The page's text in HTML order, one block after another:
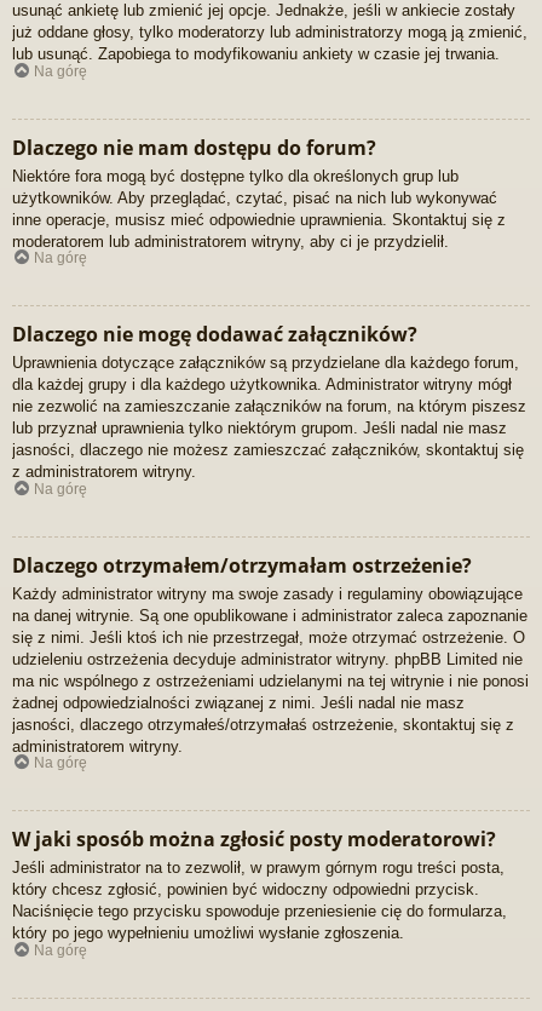
usunąć ankietę lub zmienić jej opcje. Jednakże, jeśli w ankiecie zostały
już oddane głosy, tylko moderatorzy lub administratorzy mogą ją zmienić,
lub usunąć. Zapobiega to modyfikowaniu ankiety w czasie jej trwania.
Na górę
Dlaczego nie mam dostępu do forum?
Niektóre fora mogą być dostępne tylko dla określonych grup lub
użytkowników. Aby przeglądać, czytać, pisać na nich lub wykonywać
inne operacje, musisz mieć odpowiednie uprawnienia. Skontaktuj się z
moderatorem lub administratorem witryny, aby ci je przydzielił.
Na górę
Dlaczego nie mogę dodawać załączników?
Uprawnienia dotyczące załączników są przydzielane dla każdego forum,
dla każdej grupy i dla każdego użytkownika. Administrator witryny mógł
nie zezwolić na zamieszczanie załączników na forum, na którym piszesz
lub przyznał uprawnienia tylko niektórym grupom. Jeśli nadal nie masz
jasności, dlaczego nie możesz zamieszczać załączników, skontaktuj się
z administratorem witryny.
Na górę
Dlaczego otrzymałem/otrzymałam ostrzeżenie?
Każdy administrator witryny ma swoje zasady i regulaminy obowiązujące
na danej witrynie. Są one opublikowane i administrator zaleca zapoznanie
się z nimi. Jeśli ktoś ich nie przestrzegał, może otrzymać ostrzeżenie. O
udzieleniu ostrzeżenia decyduje administrator witryny. phpBB Limited nie
ma nic wspólnego z ostrzeżeniami udzielanymi na tej witrynie i nie ponosi
żadnej odpowiedzialności związanej z nimi. Jeśli nadal nie masz
jasności, dlaczego otrzymałeś/otrzymałaś ostrzeżenie, skontaktuj się z
administratorem witryny.
Na górę
W jaki sposób można zgłosić posty moderatorowi?
Jeśli administrator na to zezwolił, w prawym górnym rogu treści posta,
który chcesz zgłosić, powinien być widoczny odpowiedni przycisk.
Naciśnięcie tego przycisku spowoduje przeniesienie cię do formularza,
który po jego wypełnieniu umożliwi wysłanie zgłoszenia.
Na górę